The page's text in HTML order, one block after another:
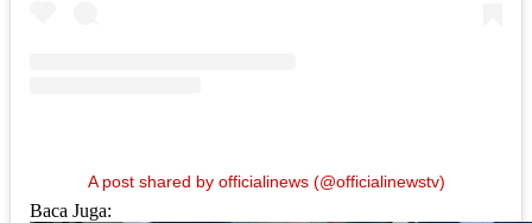
A post shared by officialinews (@officialinewstv)
Baca Juga: